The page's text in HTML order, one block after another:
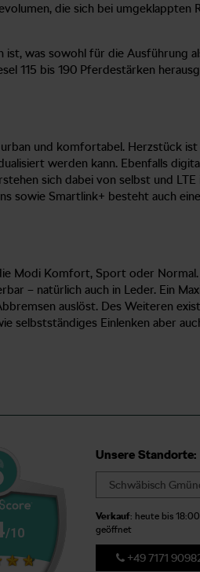
die sich bei umgeklappten
was sowohl für die Ausführung
115 bis 190 Pferdestärken
und komfortabel. Herzstück
werden kann. Ebenfalls
sich dabei von selbst und
sowie Smartlink+ besteht auch
Modi Komfort, Sport oder
– natürlich auch in Leder. Ein
auslöst. Des Weiteren
Einlenken aber
Unsere Standorte:
Verkauf: heute bis
geöffnet
+49 7171